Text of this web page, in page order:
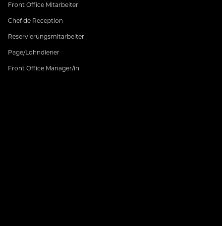
Front Office Mitarbeiter
Chef de Reception
Reservierungsmitarbeiter
Page/Lohndiener
Front Office Manager/in